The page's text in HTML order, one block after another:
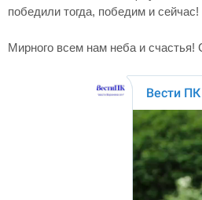
победили тогда, победим и сейчас!
Мирного всем нам неба и